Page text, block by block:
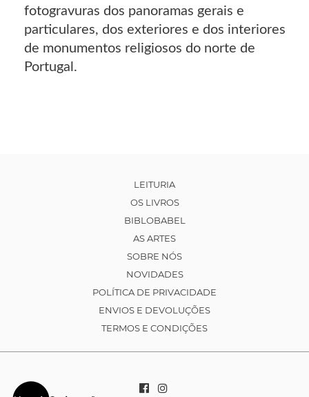
fotogravuras dos panoramas gerais e
particulares, dos exteriores e dos interiores
de monumentos religiosos do norte de
Portugal.
LEITURIA
OS LIVROS
BIBLOBABEL
AS ARTES
SOBRE NÓS
NOVIDADES
POLÍTICA DE PRIVACIDADE
ENVIOS E DEVOLUÇÕES
TERMOS E CONDIÇÕES